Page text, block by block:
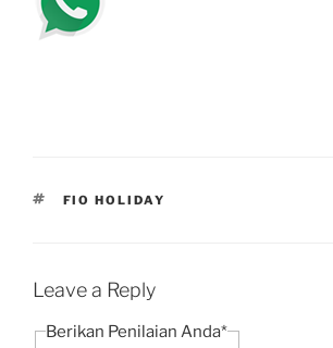
TAGS
FIO HOLIDAY
Leave a Reply
Berikan Penilaian Anda*